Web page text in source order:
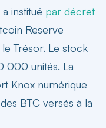
institué par décret
Reserve
Trésor. Le stock
000 unités. La
Knox numérique
BTC versés à la